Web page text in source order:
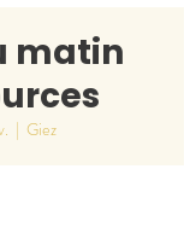
matin
  |
Giez